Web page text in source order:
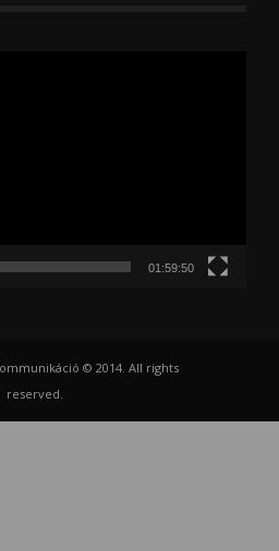
01:59:50
© 2014. All rights
reserved.